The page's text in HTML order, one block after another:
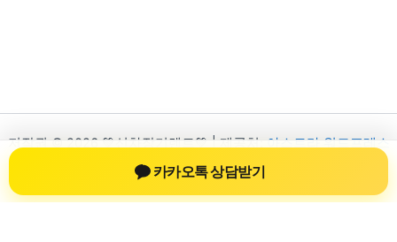
저작권 © 2026 💚신차장기렌트💚 | 제공처:
아스트라 워드프레스
테마
카카오톡 상담받기